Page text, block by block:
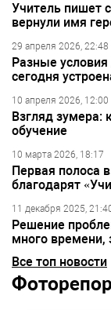
Учитель пишет
вернули имя
29 апреля 2026, 22:48
Разные
сегодня
10 апреля 2026, 12:00
Взгляд зумера:
обучение
10 марта 2026, 18:17
Первая полоса
благодарят
11 декабря 2025,
Решение
много времени,
Все топ новости